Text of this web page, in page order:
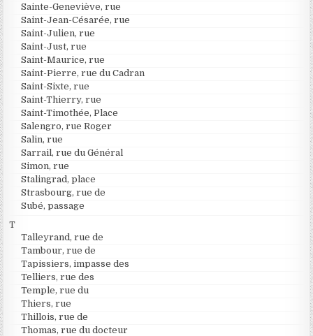
Sainte-Geneviève, rue
Saint-Jean-Césarée, rue
Saint-Julien, rue
Saint-Just, rue
Saint-Maurice, rue
Saint-Pierre, rue du Cadran
Saint-Sixte, rue
Saint-Thierry, rue
Saint-Timothée, Place
Salengro, rue Roger
Salin, rue
Sarrail, rue du Général
Simon, rue
Stalingrad, place
Strasbourg, rue de
Subé, passage
T
Talleyrand, rue de
Tambour, rue de
Tapissiers, impasse des
Telliers, rue des
Temple, rue du
Thiers, rue
Thillois, rue de
Thomas, rue du docteur